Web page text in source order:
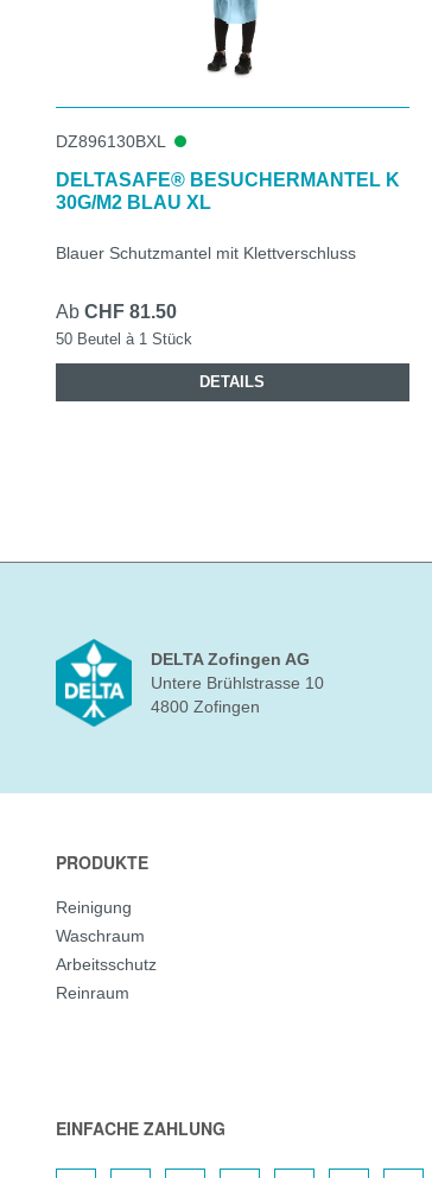
DZ896130BXL
DELTASAFE® BESUCHERMANTEL K
30G/M2 BLAU XL
Blauer Schutzmantel mit Klettverschluss
Ab CHF 81.50
50 Beutel à 1 Stück
DETAILS
DELTA Zofingen AG
Untere Brühlstrasse 10
4800 Zofingen
PRODUKTE
Reinigung
Waschraum
Arbeitsschutz
Reinraum
EINFACHE ZAHLUNG